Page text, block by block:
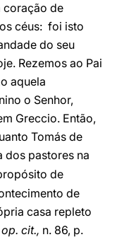
coração de
céus: foi isto
do seu
Rezemos ao Pai
aquela
o Senhor,
Greccio. Então,
Tomás de
dos pastores na
de
de
casa repleto
cit., n. 86, p.